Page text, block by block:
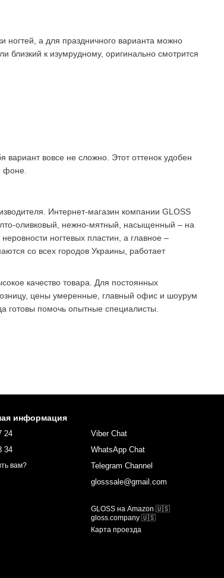
ногтей, а для праздничного варианта можно
близкий к изумрудному, оригинально смотрится
вариант вовсе не сложно. Этот оттенок удобен
фоне.
Интернет-магазин компании GLOSS
оливковый, нежно-мятный, насыщенный – на
ногтевых пластин, а главное –
со всех городов Украины, работает
качество товара. Для постоянных
цены умеренные, главный офис и шоурум
готовы помочь опытные специалисты.
информация
24
34
вам?
Viber Chat
WhatsApp Chat
Telegram Channel
glosssale@gmail.com
GLOSS на Amazon 🇺🇸
gloss.company 🇺🇸
Карта проезда